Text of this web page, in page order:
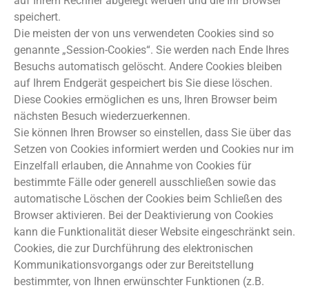
speichert.
Die meisten der von uns verwendeten Cookies sind so
genannte „Session-Cookies“. Sie werden nach Ende Ihres
Besuchs automatisch gelöscht. Andere Cookies bleiben
auf Ihrem Endgerät gespeichert bis Sie diese löschen.
Diese Cookies ermöglichen es uns, Ihren Browser beim
nächsten Besuch wiederzuerkennen.
Sie können Ihren Browser so einstellen, dass Sie über das
Setzen von Cookies informiert werden und Cookies nur im
Einzelfall erlauben, die Annahme von Cookies für
bestimmte Fälle oder generell ausschließen sowie das
automatische Löschen der Cookies beim Schließen des
Browser aktivieren. Bei der Deaktivierung von Cookies
kann die Funktionalität dieser Website eingeschränkt sein.
Cookies, die zur Durchführung des elektronischen
Kommunikationsvorgangs oder zur Bereitstellung
bestimmter, von Ihnen erwünschter Funktionen (z.B.